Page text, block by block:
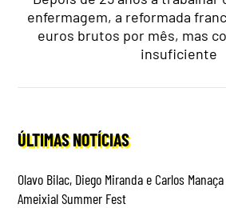
enfermagem, a reformada
euros brutos por mês, mas
insuficiente
ÚLTIMAS NOTÍCIAS
Olavo Bilac, Diego Miranda e Carlos
Ameixial Summer Fest